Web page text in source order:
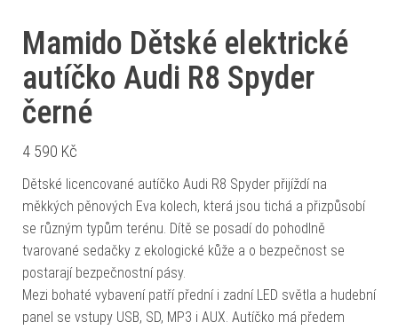
Mamido Dětské elektrické
autíčko Audi R8 Spyder
černé
4 590 Kč
Dětské licencované autíčko Audi R8 Spyder přijíždí na
měkkých pěnových Eva kolech, která jsou tichá a přizpůsobí
se různým typům terénu. Dítě se posadí do pohodlně
tvarované sedačky z ekologické kůže a o bezpečnost se
postarají bezpečnostní pásy.
Mezi bohaté vybavení patří přední i zadní LED světla a hudební
panel se vstupy USB, SD, MP3 i AUX. Autíčko má předem